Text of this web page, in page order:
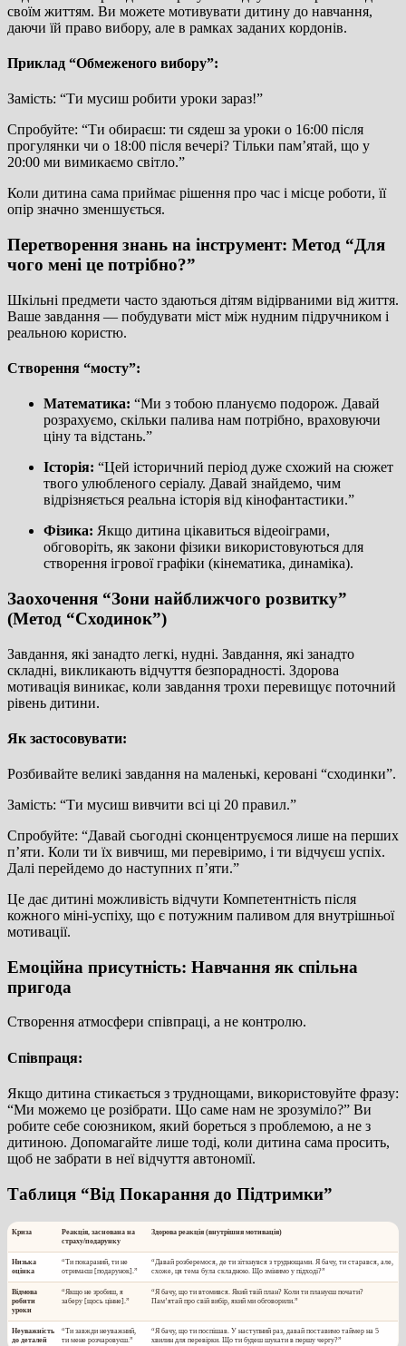
своїм життям. Ви можете мотивувати дитину до навчання,
даючи їй право вибору, але в рамках заданих кордонів.
Приклад “Обмеженого вибору”:
Замість: “Ти мусиш робити уроки зараз!”
Спробуйте: “Ти обираєш: ти сядеш за уроки о 16:00 після
прогулянки чи о 18:00 після вечері? Тільки пам’ятай, що у
20:00 ми вимикаємо світло.”
Коли дитина сама приймає рішення про час і місце роботи, її
опір значно зменшується.
Перетворення знань на інструмент: Метод “Для
чого мені це потрібно?”
Шкільні предмети часто здаються дітям відірваними від життя.
Ваше завдання — побудувати міст між нудним підручником і
реальною користю.
Створення “мосту”:
Математика: “Ми з тобою плануємо подорож. Давай
розрахуємо, скільки палива нам потрібно, враховуючи
ціну та відстань.”
Історія: “Цей історичний період дуже схожий на сюжет
твого улюбленого серіалу. Давай знайдемо, чим
відрізняється реальна історія від кінофантастики.”
Фізика: Якщо дитина цікавиться відеоіграми,
обговоріть, як закони фізики використовуються для
створення ігрової графіки (кінематика, динаміка).
Заохочення “Зони найближчого розвитку”
(Метод “Сходинок”)
Завдання, які занадто легкі, нудні. Завдання, які занадто
складні, викликають відчуття безпорадності. Здорова
мотивація виникає, коли завдання трохи перевищує поточний
рівень дитини.
Як застосовувати:
Розбивайте великі завдання на маленькі, керовані “сходинки”.
Замість: “Ти мусиш вивчити всі ці 20 правил.”
Спробуйте: “Давай сьогодні сконцентруємося лише на перших
п’яти. Коли ти їх вивчиш, ми перевіримо, і ти відчуєш успіх.
Далі перейдемо до наступних п’яти.”
Це дає дитині можливість відчути Компетентність після
кожного міні-успіху, що є потужним паливом для внутрішньої
мотивації.
Емоційна присутність: Навчання як спільна
пригода
Створення атмосфери співпраці, а не контролю.
Співпраця:
Якщо дитина стикається з труднощами, використовуйте фразу:
“Ми можемо це розібрати. Що саме нам не зрозуміло?” Ви
робите себе союзником, який бореться з проблемою, а не з
дитиною. Допомагайте лише тоді, коли дитина сама просить,
щоб не забрати в неї відчуття автономії.
Таблиця “Від Покарання до Підтримки”
Криза
Реакція, заснована на
страху/подарунку
Здорова реакція (внутрішня мотивація)
Низька
оцінка
“Ти покараний, ти не
отримаєш [подарунок].”
“Давай розберемося, де ти зіткнувся з труднощами. Я бачу, ти старався, але,
схоже, ця тема була складною. Що змінимо у підході?”
Відмова
робити
уроки
“Якщо не зробиш, я
заберу [щось цінне].”
“Я бачу, що ти втомився. Який твій план? Коли ти плануєш почати?
Пам’ятай про свій вибір, який ми обговорили.”
Неуважність
до деталей
“Ти завжди неуважний,
ти мене розчаровуєш.”
“Я бачу, що ти поспішав. У наступний раз, давай поставимо таймер на 5
хвилин для перевірки. Що ти будеш шукати в першу чергу?”